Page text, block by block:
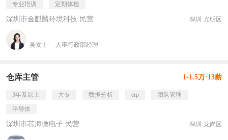
专业培训
定期体检
深圳市金麒麟环境科技 民营 深圳·光明区
吴女士 人事行政部经理
仓库主管 1-1.5万·13薪
3年及以上 大专 数据分析 erp
团队管理
半导体
深圳市芯海微电子 民营 深圳·龙岗区